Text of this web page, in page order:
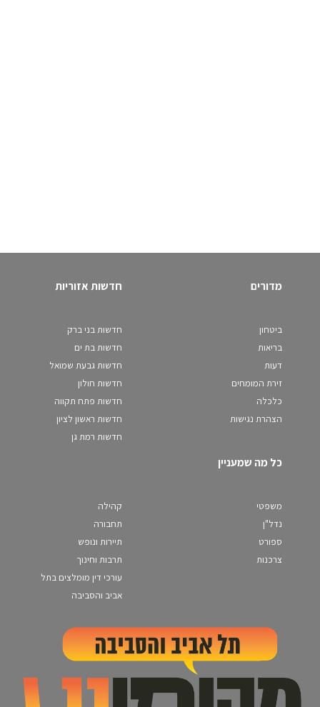
מדורים
ביטחון
בריאות
דעות
זירת המומחים
כלכלה
הצהרת נגישות
חדשות אזוריות
חדשות בני ברק
חדשות בת ים
חדשות גבעת שמואל
חדשות חולון
חדשות פתח תקווה
חדשות ראשון לציון
חדשות רמת גן
כל מה שמעניין
משפטי
נדל"ן
ספורט
צרכנות
קהילה
תחבורה
תיירות ונופש
תרבות וחינוך
עורכי דין מומלצים בתל
אביב והסביבה